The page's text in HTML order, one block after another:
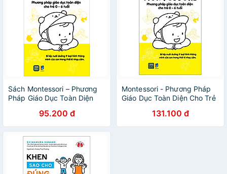
Sách Montessori – Phương
Pháp Giáo Dục Toàn Diện
95.200 đ
Montessori - Phương Pháp
Giáo Dục Toàn Diện Cho Trẻ
131.100 đ